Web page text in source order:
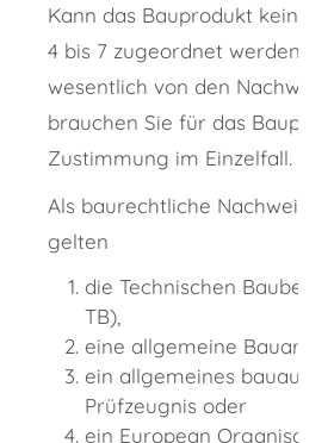
Kann das Bauprodukt keinem
4 bis 7 zugeordnet werden
wesentlich von den
brauchen Sie für das
Zustimmung im Einzelfall.
Als baurechtliche Nachweise
gelten
die Technischen
TB),
eine allgemeine
ein allgemeines
Prüfzeugnis oder
ein European